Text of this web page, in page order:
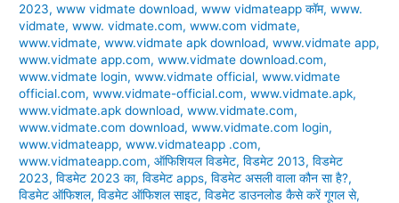
2023,www vidmate download,www vidmateapp कॉम,www.
vidmate,www. vidmate.com,www.com vidmate,
www.vidmate,www.vidmate apk download,www.vidmate app,
www.vidmate app.com,www.vidmate download.com,
www.vidmate login,www.vidmate official,www.vidmate
official.com,www.vidmate-official.com,www.vidmate.apk,
www.vidmate.apk download,www.vidmate.com,
www.vidmate.com download,www.vidmate.com login,
www.vidmateapp,www.vidmateapp .com,
www.vidmateapp.com,ऑफिशियल विडमेट,विडमेट 2013,विडमेट
2023,विडमेट 2023 का,विडमेट apps,विडमेट असली वाला कौन सा है?,
विडमेट ऑफिशल,विडमेट ऑफिशल साइट,विडमेट डाउनलोड कैसे करें गूगल से,